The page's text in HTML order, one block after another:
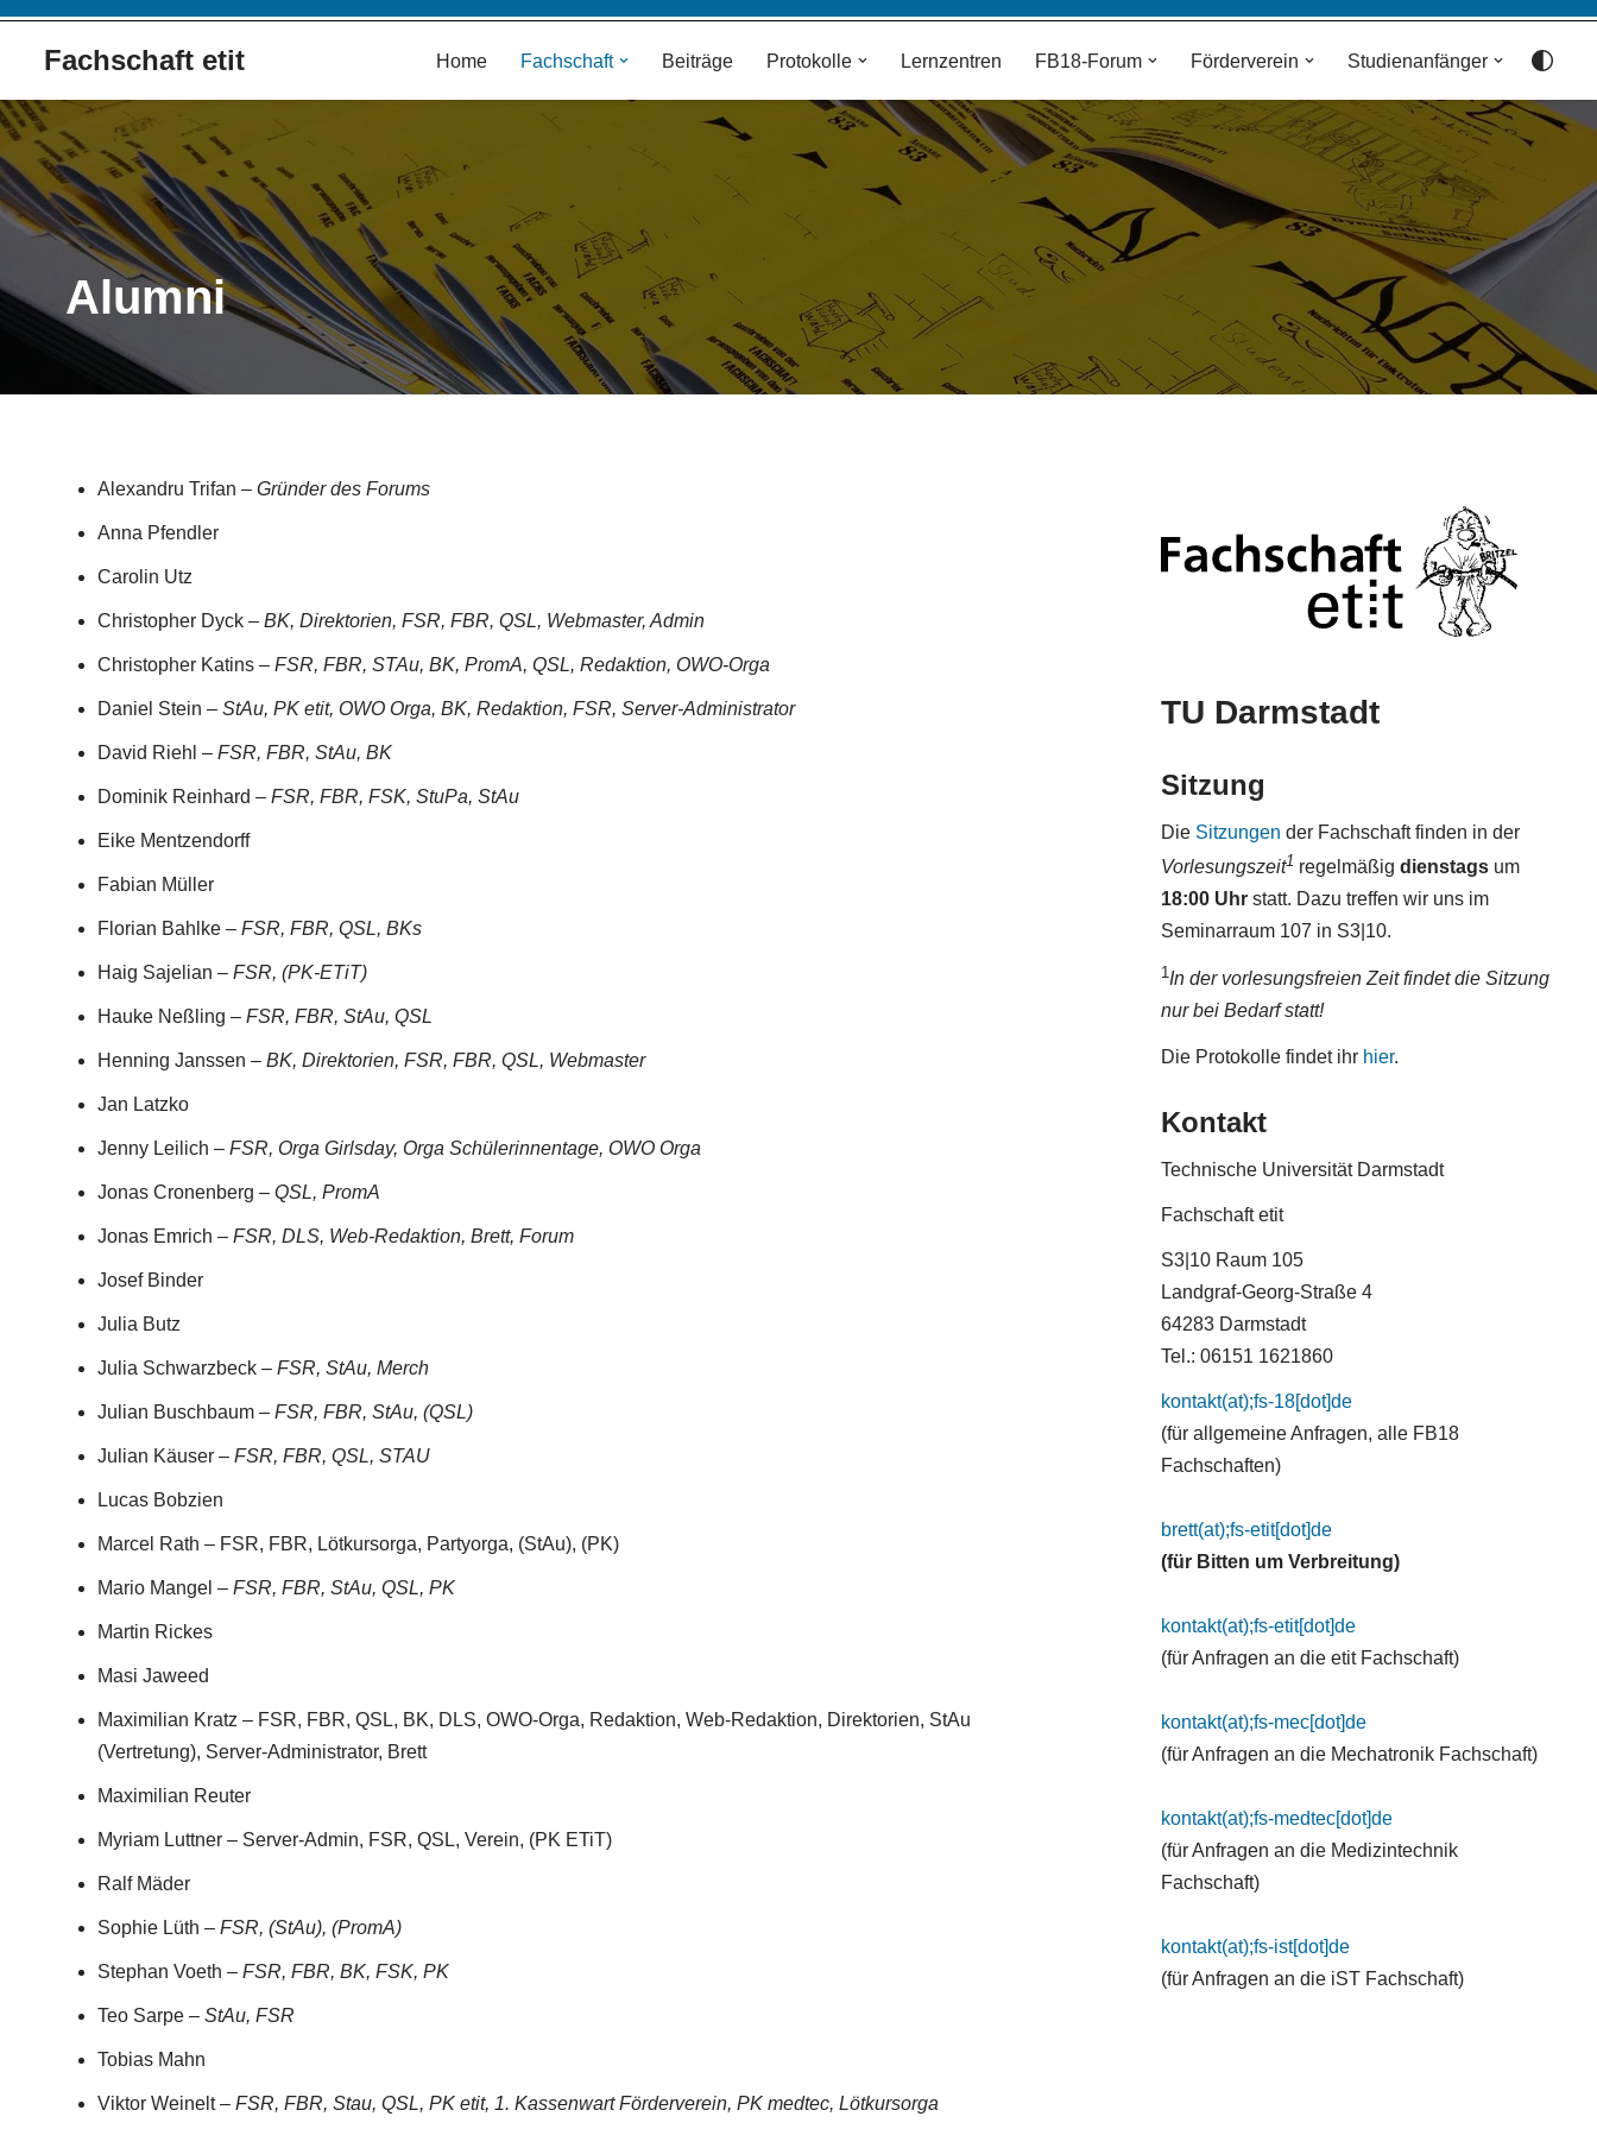
Inhalt
springen
Fachschaft etit Home Fachschaft Beiträge Protokolle Lernzentren FB18-Forum Förderverein Studienanfänger
Alumni
Alexandru Trifan – Gründer des Forums
Anna Pfendler
Carolin Utz
Christopher Dyck – BK, Direktorien, FSR, FBR, QSL, Webmaster, Admin
Christopher Katins – FSR, FBR, STAu, BK, PromA, QSL, Redaktion, OWO-Orga
Daniel Stein – StAu, PK etit, OWO Orga, BK, Redaktion, FSR, Server-Administrator
David Riehl – FSR, FBR, StAu, BK
Dominik Reinhard – FSR, FBR, FSK, StuPa, StAu
Eike Mentzendorff
Fabian Müller
Florian Bahlke – FSR, FBR, QSL, BKs
Haig Sajelian – FSR, (PK-ETiT)
Hauke Neßling – FSR, FBR, StAu, QSL
Henning Janssen – BK, Direktorien, FSR, FBR, QSL, Webmaster
Jan Latzko
Jenny Leilich – FSR, Orga Girlsday, Orga Schülerinnentage, OWO Orga
Jonas Cronenberg – QSL, PromA
Jonas Emrich – FSR, DLS, Web-Redaktion, Brett, Forum
Josef Binder
Julia Butz
Julia Schwarzbeck – FSR, StAu, Merch
Julian Buschbaum – FSR, FBR, StAu, (QSL)
Julian Käuser – FSR, FBR, QSL, STAU
Lucas Bobzien
Marcel Rath – FSR, FBR, Lötkursorga, Partyorga, (StAu), (PK)
Mario Mangel – FSR, FBR, StAu, QSL, PK
Martin Rickes
Masi Jaweed
Maximilian Kratz – FSR, FBR, QSL, BK, DLS, OWO-Orga, Redaktion, Web-Redaktion, Direktorien, StAu
(Vertretung), Server-Administrator, Brett
Maximilian Reuter
Myriam Luttner – Server-Admin, FSR, QSL, Verein, (PK ETiT)
Ralf Mäder
Sophie Lüth – FSR, (StAu), (PromA)
Stephan Voeth – FSR, FBR, BK, FSK, PK
Teo Sarpe – StAu, FSR
Tobias Mahn
Viktor Weinelt – FSR, FBR, Stau, QSL, PK etit, 1. Kassenwart Förderverein, PK medtec, Lötkursorga
TU Darmstadt
Sitzung
Die Sitzungen der Fachschaft finden in der
Vorlesungszeit1 regelmäßig dienstags um
18:00 Uhr statt. Dazu treffen wir uns im
Seminarraum 107 in S3|10.
1In der vorlesungsfreien Zeit findet die Sitzung
nur bei Bedarf statt!
Die Protokolle findet ihr hier.
Kontakt
Technische Universität Darmstadt
Fachschaft etit
S3|10 Raum 105
Landgraf-Georg-Straße 4
64283 Darmstadt
Tel.: 06151 1621860
kontakt(at);fs-18[dot]de
(für allgemeine Anfragen, alle FB18
Fachschaften)
brett(at);fs-etit[dot]de
(für Bitten um Verbreitung)
kontakt(at);fs-etit[dot]de
(für Anfragen an die etit Fachschaft)
kontakt(at);fs-mec[dot]de
(für Anfragen an die Mechatronik Fachschaft)
kontakt(at);fs-medtec[dot]de
(für Anfragen an die Medizintechnik
Fachschaft)
kontakt(at);fs-ist[dot]de
(für Anfragen an die iST Fachschaft)